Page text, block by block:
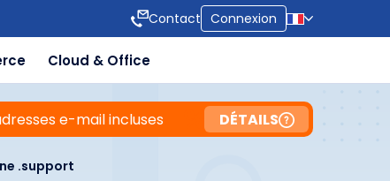
Contact Connexion
Cloud & Office
e-mail incluses DÉTAILS
.support